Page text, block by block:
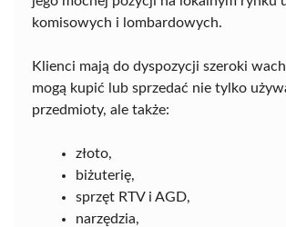
komisowych i lombardowych.
Klienci mają do dyspozycji szeroki
mogą kupić lub sprzedać nie tylko
przedmioty, ale także:
złoto,
biżuterię,
sprzęt RTV i AGD,
narzędzia,